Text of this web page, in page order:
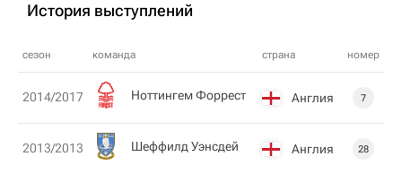
История выступлений
сезон команда страна номер
2014/2017 Ноттингем Форрест Англия 7
2013/2013 Шеффилд Уэнсдей Англия 28